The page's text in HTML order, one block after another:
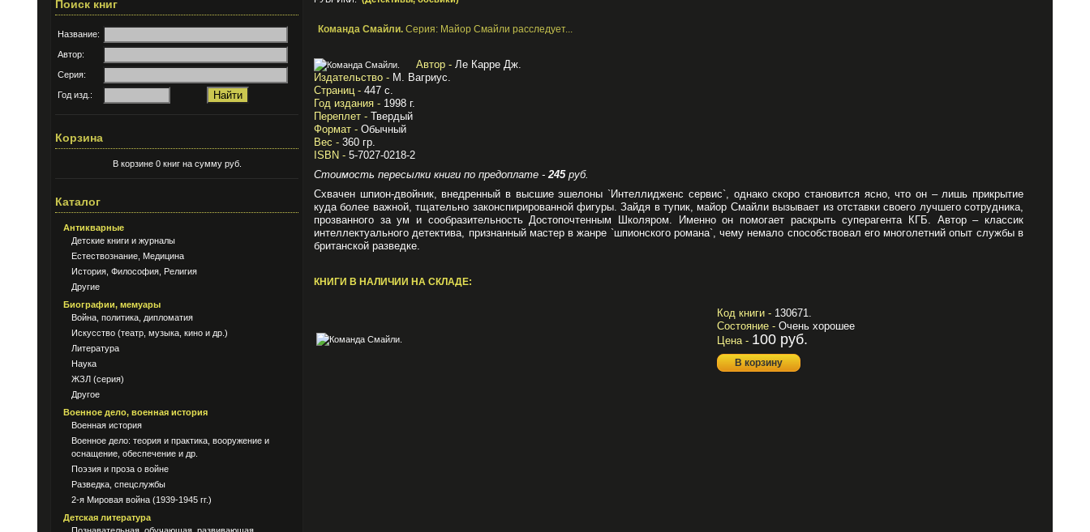
Поиск книг
Название:
Автор:
Серия:
Год изд.:
Корзина
В корзине 0 книг на сумму руб.
Каталог
Антикварные
Детские книги и журналы
Естествознание, Медицина
История, Философия, Религия
Другие
Биографии, мемуары
Война, политика, дипломатия
Искусство (театр, музыка, кино и др.)
Литература
Наука
ЖЗЛ (серия)
Другое
Военное дело, военная история
Военная история
Военное дело: теория и практика, вооружение и
оснащение, обеспечение и др.
Поэзия и проза о войне
Разведка, спецслужбы
2-я Мировая война (1939-1945 гг.)
Детская литература
Команда Смайли. Серия: Майор Смайли расследует...
Автор - Ле Карре Дж.
Издательство - М. Вагриус.
Страниц - 447 с.
Год издания - 1998 г.
Переплет - Твердый
Формат - Обычный
Вес - 360 гр.
ISBN - 5-7027-0218-2
Стоимость пересылки книги по предоплате -245руб.
Схвачен шпион-двойник, внедренный в высшие эшелоны `Интеллидженс сервис`, однако скоро становится ясно, что он – лишь прикрытие
куда более важной, тщательно законспирированной фигуры. Зайдя в тупик, майор Смайли вызывает из отставки своего лучшего сотрудника,
прозванного за ум и сообразительность Достопочтенным Школяром. Именно он помогает раскрыть суперагента КГБ. Автор – классик
интеллектуального детектива, признанный мастер в жанре `шпионского романа`, чему немало способствовал его многолетний опыт службы в
британской разведке.
КНИГИ В НАЛИЧИИ НА СКЛАДЕ:
Код книги - 130671.
Состояние - Очень хорошее
Цена - 100 руб.
В корзину